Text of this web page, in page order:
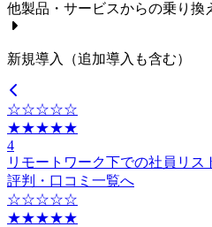
他製品・サービスからの乗り換
新規導入（追加導入も含む）
☆☆☆☆☆
★★★★★
4
リモートワーク下での社員リス
評判・口コミ一覧へ
☆☆☆☆☆
★★★★★